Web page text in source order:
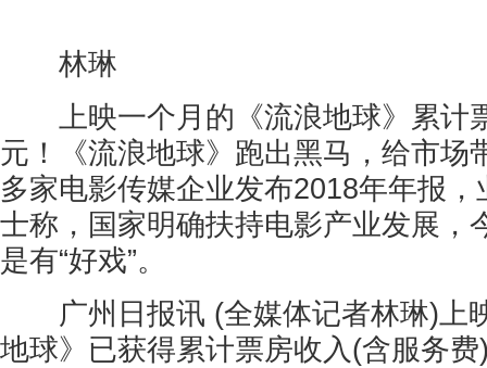
林琳
上映一个月的《流浪地球》累计
元！《流浪地球》跑出黑马，给市场
多家电影传媒企业发布2018年年报
士称，国家明确扶持电影产业发展，
是有“好戏”。
广州日报讯 (全媒体记者林琳)上
地球》已获得累计票房收入(含服务